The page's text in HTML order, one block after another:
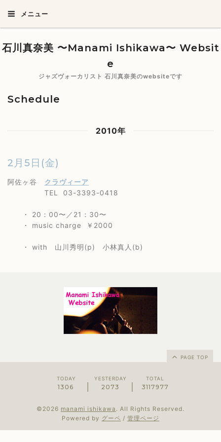
メニュー
石川真奈美 〜Manami Ishikawa〜 Websit
e
ジャズヴォーカリスト 石川真奈美のwebsiteです
Schedule
2010年
2月5日(金)
阿佐ヶ谷 クラヴィーア
TEL 03-3393-0418
・ 20：00〜／21：30〜
・ music charge ￥2000
・ with 山川秀明(p) 小林真人(b)
PAGE TOP
TODAY
1306
YESTERDAY
2073
TOTAL
3117977
©2026 manami ishikawa . All Rights Reserved.
Powered by グーペ / 管理ページ